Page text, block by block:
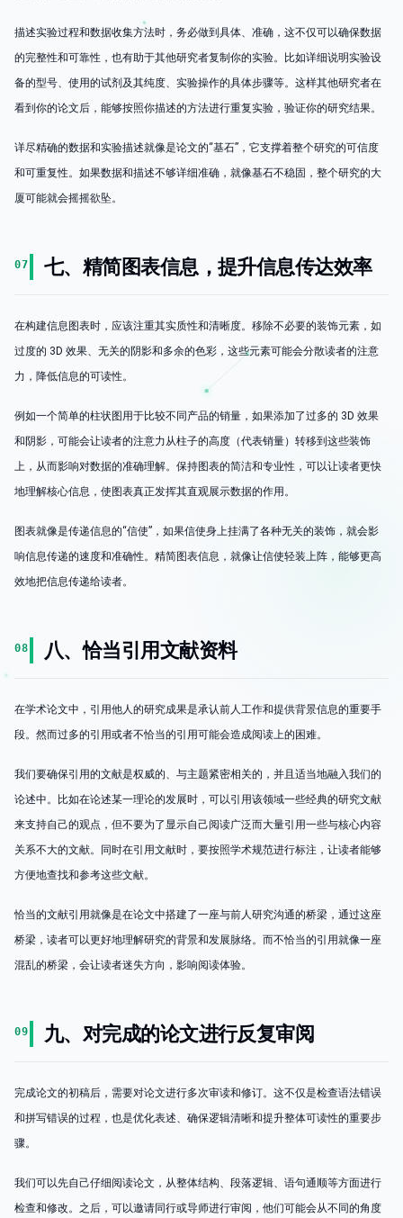
描述实验过程和数据收集方法时，务必做到具体、准确，这不仅可以确保数据
的完整性和可靠性，也有助于其他研究者复制你的实验。比如详细说明实验设
备的型号、使用的试剂及其纯度、实验操作的具体步骤等。这样其他研究者在
看到你的论文后，能够按照你描述的方法进行重复实验，验证你的研究结果。
详尽精确的数据和实验描述就像是论文的“基石”，它支撑着整个研究的可信度
和可重复性。如果数据和描述不够详细准确，就像基石不稳固，整个研究的大
厦可能就会摇摇欲坠。
07 七、精简图表信息，提升信息传达效率
在构建信息图表时，应该注重其实质性和清晰度。移除不必要的装饰元素，如
过度的 3D 效果、无关的阴影和多余的色彩，这些元素可能会分散读者的注意
力，降低信息的可读性。
例如一个简单的柱状图用于比较不同产品的销量，如果添加了过多的 3D 效果
和阴影，可能会让读者的注意力从柱子的高度（代表销量）转移到这些装饰
上，从而影响对数据的准确理解。保持图表的简洁和专业性，可以让读者更快
地理解核心信息，使图表真正发挥其直观展示数据的作用。
图表就像是传递信息的“信使”，如果信使身上挂满了各种无关的装饰，就会影
响信息传递的速度和准确性。精简图表信息，就像让信使轻装上阵，能够更高
效地把信息传递给读者。
08 八、恰当引用文献资料
在学术论文中，引用他人的研究成果是承认前人工作和提供背景信息的重要手
段。然而过多的引用或者不恰当的引用可能会造成阅读上的困难。
我们要确保引用的文献是权威的、与主题紧密相关的，并且适当地融入我们的
论述中。比如在论述某一理论的发展时，可以引用该领域一些经典的研究文献
来支持自己的观点，但不要为了显示自己阅读广泛而大量引用一些与核心内容
关系不大的文献。同时在引用文献时，要按照学术规范进行标注，让读者能够
方便地查找和参考这些文献。
恰当的文献引用就像是在论文中搭建了一座与前人研究沟通的桥梁，通过这座
桥梁，读者可以更好地理解研究的背景和发展脉络。而不恰当的引用就像一座
混乱的桥梁，会让读者迷失方向，影响阅读体验。
09 九、对完成的论文进行反复审阅
完成论文的初稿后，需要对论文进行多次审读和修订。这不仅是检查语法错误
和拼写错误的过程，也是优化表述、确保逻辑清晰和提升整体可读性的重要步
骤。
我们可以先自己仔细阅读论文，从整体结构、段落逻辑、语句通顺等方面进行
检查和修改。之后，可以邀请同行或导师进行审阅，他们可能会从不同的角度